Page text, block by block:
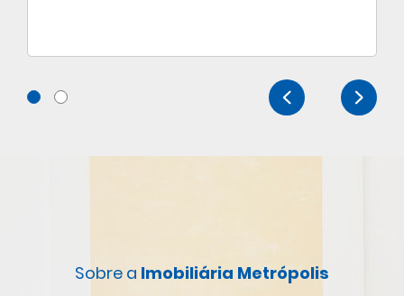
Sobre a Imobiliária Metrópolis